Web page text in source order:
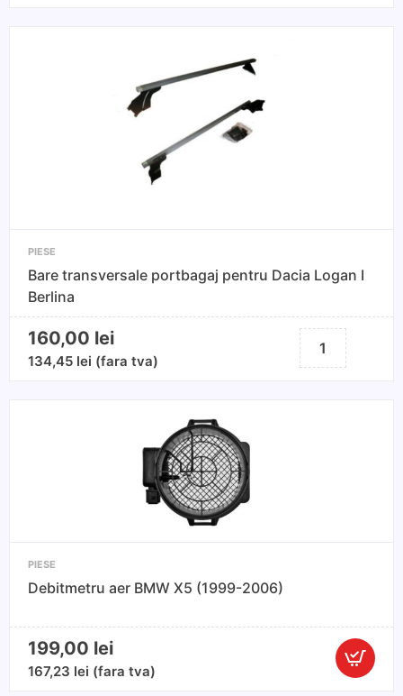
PIESE
Bare transversale portbagaj pentru Dacia Logan I
Berlina
160,00 lei
134,45 lei (fara tva)
Cantitate
Bare
PIESE
Debitmetru aer BMW X5 (1999-2006)
199,00 lei
167,23 lei (fara tva)
Cantitate